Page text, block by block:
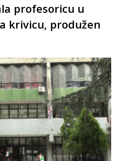
profesoricu u
krivicu, produžen